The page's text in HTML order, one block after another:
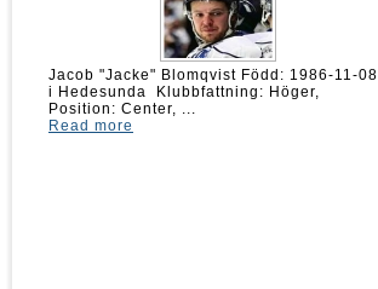
Jacob "Jacke" Blomqvist Född: 1986-11-08
i Hedesunda Klubbfattning: Höger,
Position: Center, ...
Read more